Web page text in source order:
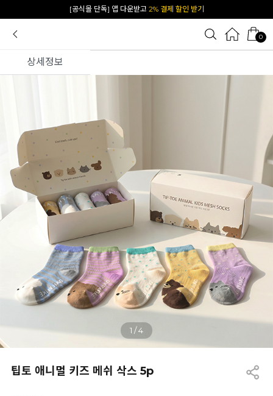
카카오 플친 추가하면1천원 즉시 할인 쿠폰
0
상세정보
1 /4
팁토 애니멀 키즈 메쉬 삭스 5p